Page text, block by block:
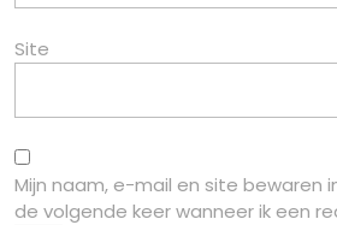
Site
Mijn naam, e-mail en site bewaren
de volgende keer wanneer ik een